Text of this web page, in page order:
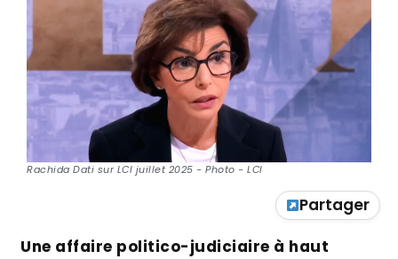
Rachida Dati sur LCI juillet 2025 - Photo - LCI
Partager
Une affaire politico-judiciaire à haut